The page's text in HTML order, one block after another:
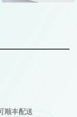
顺丰配送